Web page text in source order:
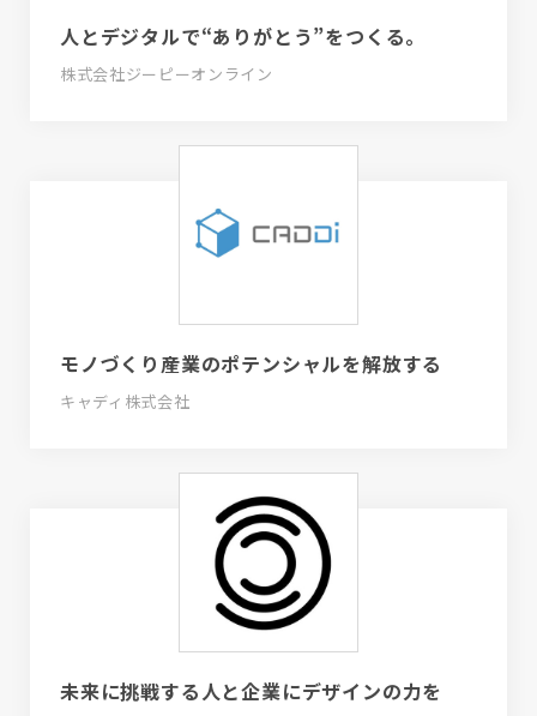
人とデジタルで“ありがとう”をつくる。
株式会社ジーピーオンライン
モノづくり産業のポテンシャルを解放する
キャディ株式会社
未来に挑戦する人と企業にデザインの力を